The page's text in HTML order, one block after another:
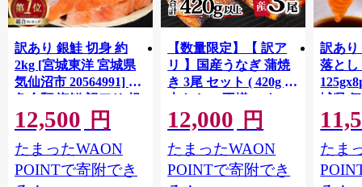
訳あり 銀鮭 切身 約
2kg [宮城東洋 宮城県
気仙沼市 20564991] 鮭
魚介類 海鮮 訳アリ 規
格外 不揃い さけ サケ
鮭切身 シャケ 切り身
冷凍 家庭用 おかず 弁
当 支援 サーモン 銀鮭
切り身 魚 わけあり
12,500 円
たまったWAON
POINTで寄附でき
【数量限定】【 訳ア
リ 】国産うなぎ 蒲焼
き 3尾 セット ( 420g )
大きさ の不揃い タ
レ・山椒付き ウナギ
鰻 ふぞろい 不揃い う
な重 ひつまぶし 人気
茨城 八千代町 ふるさ
と納税 冷凍 [SF951ya]
12,000 円
たまったWAON
POINTで寄附でき
訳あり
落とし
城県
お刺し
生 生
鮭 銀
介
たま